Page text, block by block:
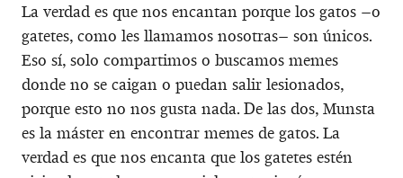
La verdad es que nos encantan porque los gatos –o
gatetes, como les llamamos nosotras– son únicos.
Eso sí, solo compartimos o buscamos memes
donde no se caigan o puedan salir lesionados,
porque esto no nos gusta nada. De las dos, Munsta
es la máster en encontrar memes de gatos. La
verdad es que nos encanta que los gatetes estén